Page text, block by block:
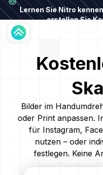
Lernen Sie Nitro
erstellen Sie
Bilder im
oder Print anpassen.
für Instagram,
nutzen – oder
festlegen. Keine